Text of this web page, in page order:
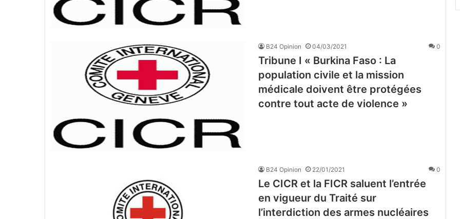
B24 Opinion 04/03/2021 0
Tribune I « Burkina Faso : La
population civile et la mission
médicale doivent être protégées
contre tout acte de violence »
B24 Opinion 22/01/2021 0
Le CICR et la FICR saluent l’entrée
en vigueur du Traité sur
l’interdiction des armes nucléaires